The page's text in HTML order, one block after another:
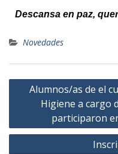
Descansa en paz,
Novedades
Alumnos/as de el
Higiene a cargo
participaron